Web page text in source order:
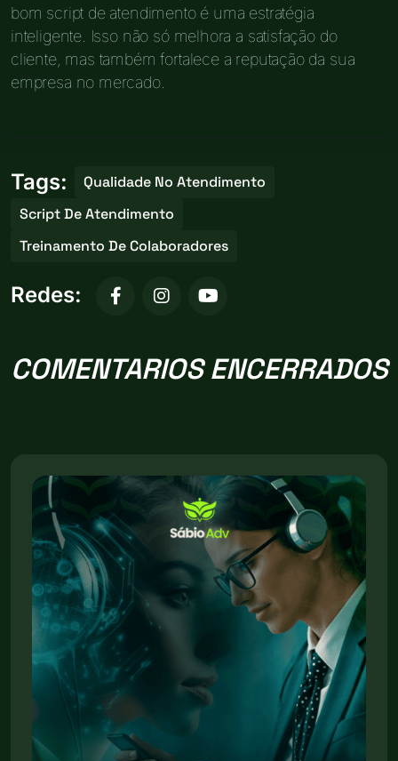
bom script de atendimento é uma estratégia
inteligente. Isso não só melhora a satisfação do
cliente, mas também fortalece a reputação da sua
empresa no mercado.
Tags:
Qualidade No Atendimento
Script De Atendimento
Treinamento De Colaboradores
Redes:
COMENTARIOS ENCERRADOS